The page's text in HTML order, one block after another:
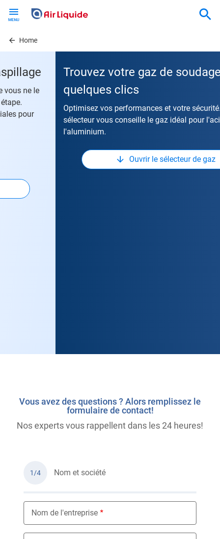
contentHome
Trouvez votre gaz de soudage idéal en
quelques clics
Optimisez vos performances et votre sécurité. Notre
sélecteur vous conseille le gaz idéal pour l'acier, l'inox ou
Ouvrir le sélecteur de gaz
Vous avez des questions ? Alors remplissez le
formulaire de contact!
Nos experts vous rappellent dans les 24 heures!
1/4 Nom et société
Nom de l'entreprise